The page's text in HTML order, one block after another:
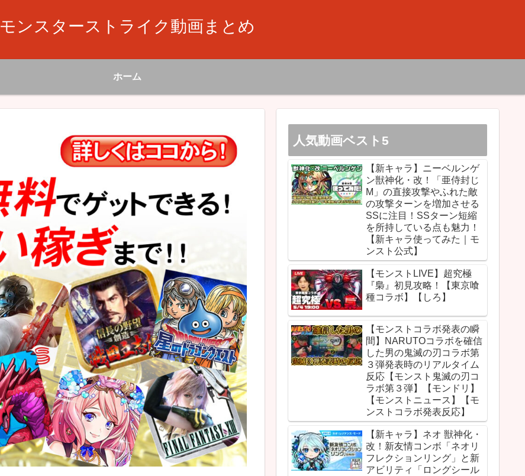
モンスターストライク動画まとめ
ホーム
人気動画ベスト5
【新キャラ】ニーベルンゲ
ン獣神化・改！「亜侍封じ
M」の直接攻撃やふれた敵
の攻撃ターンを増加させる
SSに注目！SSターン短縮
を所持している点も魅力！
【新キャラ使ってみた｜モ
ンスト公式】
【モンストLIVE】超究極
『梟』初見攻略！【東京喰
種コラボ】【しろ】
【モンストコラボ発表の瞬
間】NARUTOコラボを確信
した男の鬼滅の刃コラボ第
３弾発表時のリアルタイム
反応【モンスト鬼滅の刃コ
ラボ第３弾】【モンドリ】
【モンストニュース】【モ
ンストコラボ発表反応】
【新キャラ】ネオ 獣神化・
改！新友情コンボ「ネオリ
フレクションリング」と新
アビリティ「ロングシール